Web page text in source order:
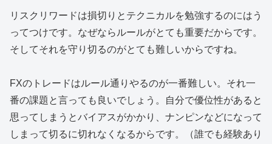
リスクリワードは損切りとテクニカルを勉強するのにはう
ってつけです。なぜならルールがとても重要だからです。
そしてそれを守り切るのがとても難しいからですね。
FXのトレードはルール通りやるのが一番難しい。それ一
番の課題と言っても良いでしょう。自分で優位性があると
思ってしまうとバイアスがかかり、ナンピンなどになって
しまって切るに切れなくなるからです。（誰でも経験あり